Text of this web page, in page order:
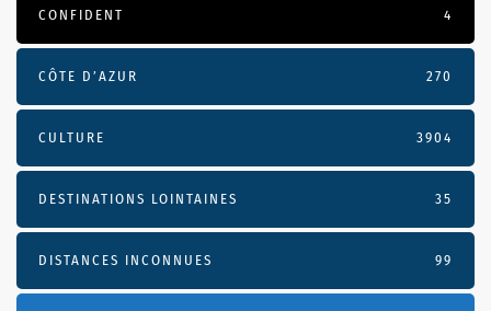
CONFIDENT 4
CÔTE D’AZUR 270
CULTURE 3904
DESTINATIONS LOINTAINES 35
DISTANCES INCONNUES 99